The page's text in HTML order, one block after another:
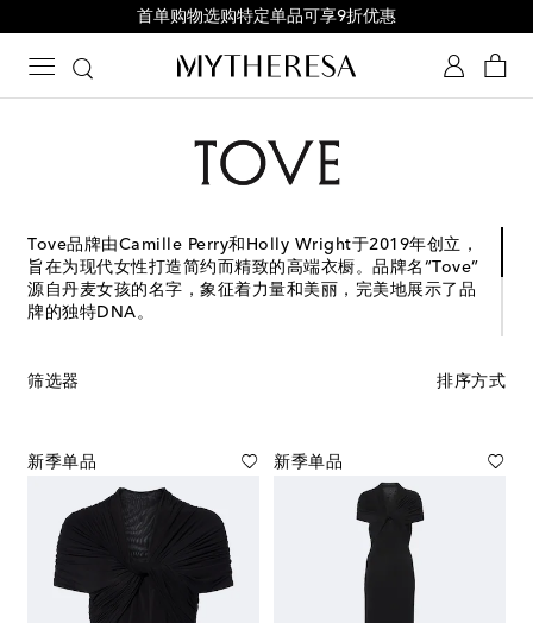
首单购物选购特定单品可享9折优惠
Tove品牌由Camille Perry和Holly Wright于2019年创立，
旨在为现代女性打造简约而精致的高端衣橱。品牌名“Tove”
源自丹麦女孩的名字，象征着力量和美丽，完美地展示了品
牌的独特DNA。
细节都经过精心研究，呈现出独特而永恒的廓形，能够轻松
女性提供既时尚又具有责任感的时尚选择。
筛选器 排序方式
新季单品 新季单品